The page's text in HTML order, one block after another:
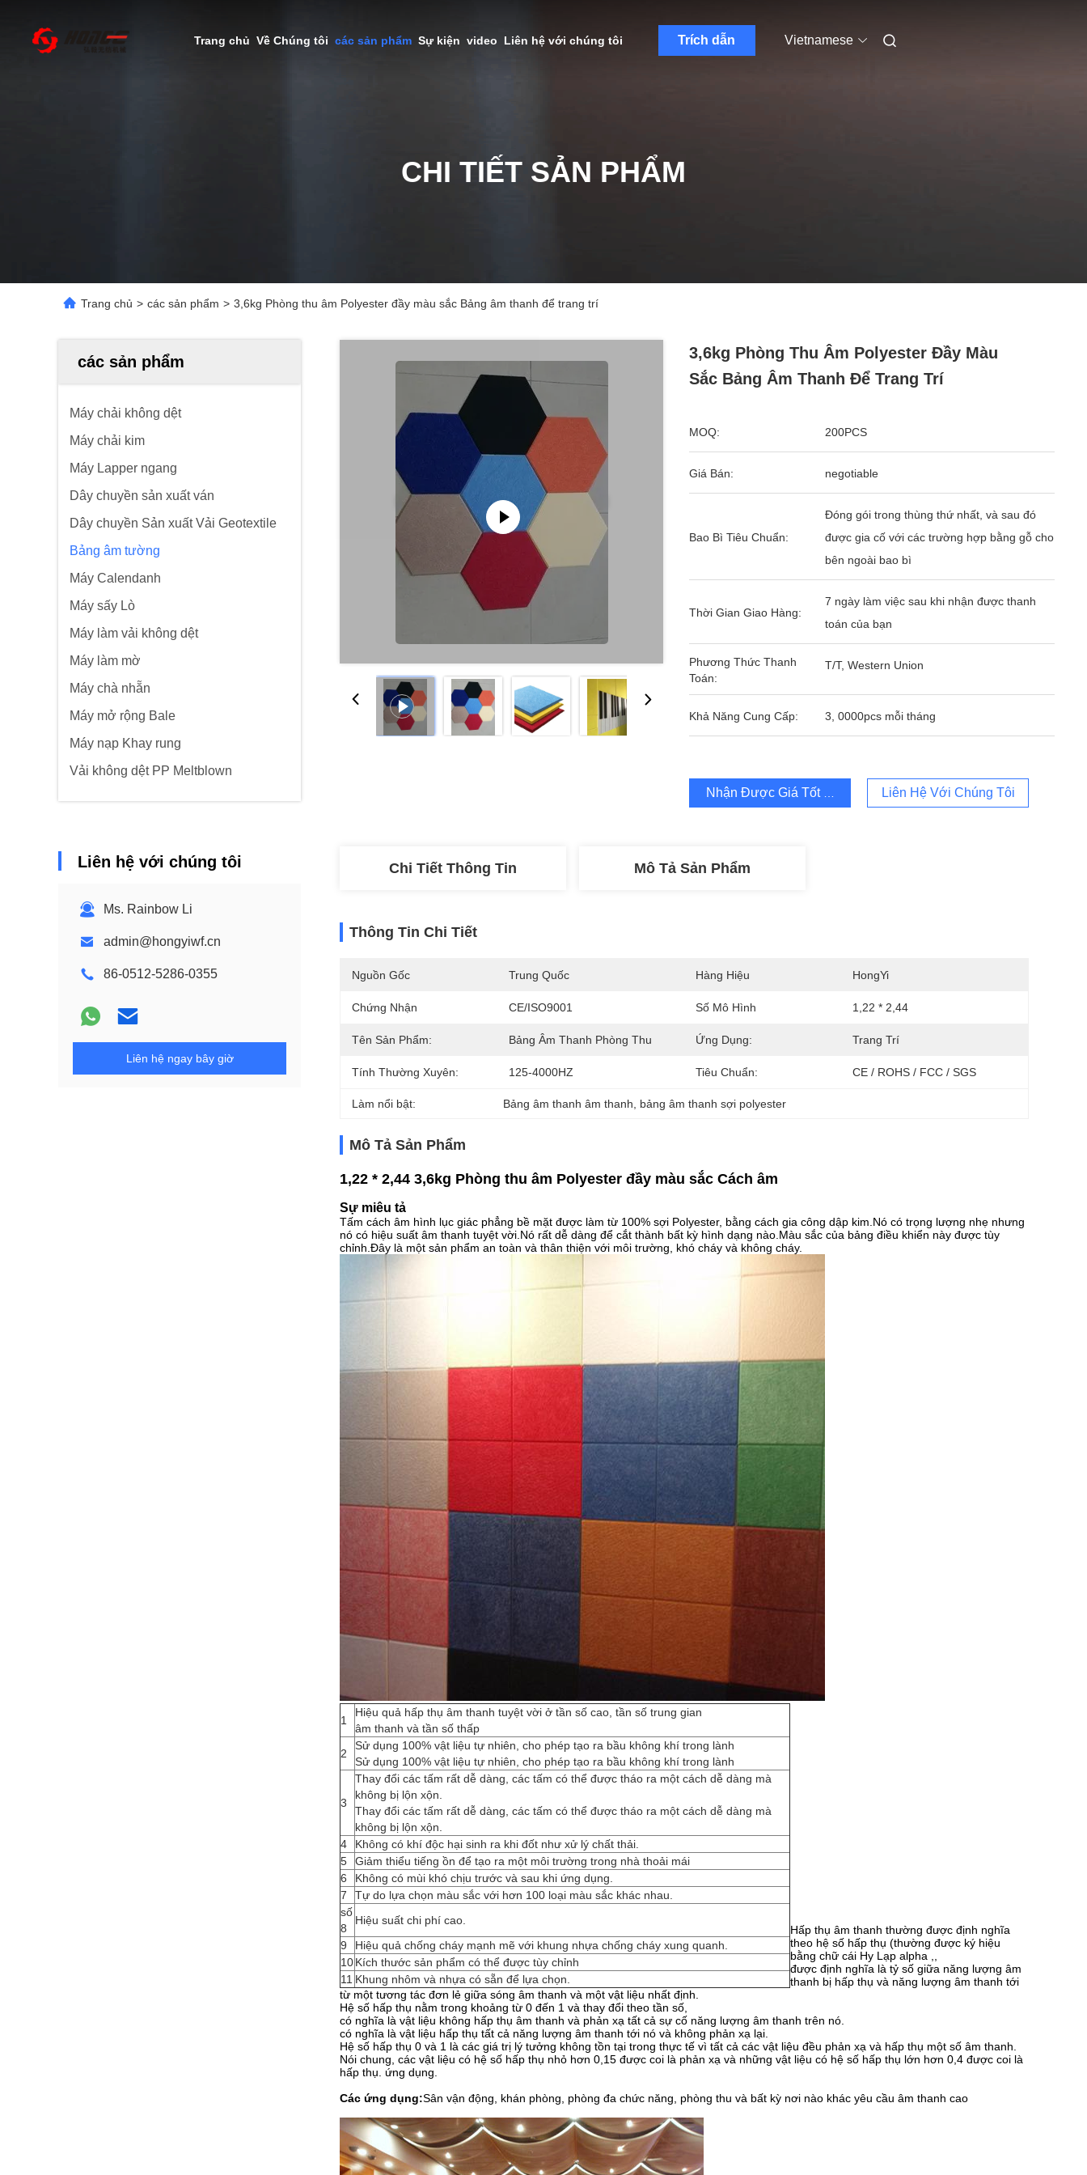
Trang chủ Về Chúng tôi các sản phẩm Sự kiện video Liên hệ với chúng tôi Trích dẫn Vietnamese
CHI TIẾT SẢN PHẨM
Trang chủ > các sản phẩm > 3,6kg Phòng thu âm Polyester đầy màu sắc Bảng âm thanh để trang trí
các sản phẩm
Máy chải không dệt
Máy chải kim
Máy Lapper ngang
Dây chuyền sản xuất ván
Dây chuyền Sản xuất Vải Geotextile
Bảng âm tường
Máy Calendanh
Máy sấy Lò
Máy làm vải không dệt
Máy làm mờ
Máy chà nhẵn
Máy mở rộng Bale
Máy nạp Khay rung
Vải không dệt PP Meltblown
Liên hệ với chúng tôi
Ms. Rainbow Li
admin@hongyiwf.cn
86-0512-5286-0355
Liên hệ ngay bây giờ
3,6kg Phòng Thu Âm Polyester Đầy Màu
Sắc Bảng Âm Thanh Để Trang Trí
MOQ: 200PCS
Giá Bán: negotiable
Bao Bì Tiêu Chuẩn:
Đóng gói trong thùng thứ nhất, và sau đó
được gia cố với các trường hợp bằng gỗ cho
bên ngoài bao bì
Thời Gian Giao Hàng:
7 ngày làm việc sau khi nhận được thanh
toán của bạn
Phương Thức Thanh
Toán:
T/T, Western Union
Khả Năng Cung Cấp: 3, 0000pcs mỗi tháng
Nhận Được Giá Tốt Nhất Liên Hệ Với Chúng Tôi
Chi Tiết Thông Tin Mô Tả Sản Phẩm
Thông Tin Chi Tiết
Nguồn Gốc Trung Quốc Hàng Hiệu HongYi
Chứng Nhận CE/ISO9001 Số Mô Hình 1,22 * 2,44
Tên Sản Phẩm: Bảng Âm Thanh Phòng Thu Ứng Dụng: Trang Trí
Tính Thường Xuyên: 125-4000HZ Tiêu Chuẩn: CE / ROHS / FCC / SGS
Làm nổi bật: Bảng âm thanh âm thanh bảng âm thanh sợi polyester
Mô Tả Sản Phẩm
1,22 * 2,44 3,6kg Phòng thu âm Polyester đầy màu sắc Cách âm
Sự miêu tả
Tấm cách âm hình lục giác phẳng bề mặt được làm từ 100% sợi Polyester, bằng cách gia công dập kim.Nó có trọng lượng nhẹ nhưng
nó có hiệu suất âm thanh tuyệt vời.Nó rất dễ dàng để cắt thành bất kỳ hình dạng nào.Màu sắc của bảng điều khiển này được tùy
chỉnh.Đây là một sản phẩm an toàn và thân thiện với môi trường, khó cháy và không cháy.
1
Hiệu quả hấp thụ âm thanh tuyệt vời ở tần số cao, tần số trung gian
âm thanh và tần số thấp
2
Sử dụng 100% vật liệu tự nhiên, cho phép tạo ra bầu không khí trong lành
Sử dụng 100% vật liệu tự nhiên, cho phép tạo ra bầu không khí trong lành
3
Thay đổi các tấm rất dễ dàng, các tấm có thể được tháo ra một cách dễ dàng mà
không bị lộn xộn.
Thay đổi các tấm rất dễ dàng, các tấm có thể được tháo ra một cách dễ dàng mà
không bị lộn xộn.
4
Không có khí độc hại sinh ra khi đốt như xử lý chất thải.
5
Giảm thiểu tiếng ồn để tạo ra một môi trường trong nhà thoải mái
6
Không có mùi khó chịu trước và sau khi ứng dụng.
7
Tự do lựa chọn màu sắc với hơn 100 loại màu sắc khác nhau.
số
8
Hiệu suất chi phí cao.
9
Hiệu quả chống cháy mạnh mẽ với khung nhựa chống cháy xung quanh.
10Kích thước sản phẩm có thể được tùy chỉnh
11 Khung nhôm và nhựa có sẵn để lựa chọn.
Hấp thụ âm thanh thường được định nghĩa
theo hệ số hấp thụ (thường được ký hiệu
bằng chữ cái Hy Lạp alpha ,,
được định nghĩa là tỷ số giữa năng lượng âm
thanh bị hấp thụ và năng lượng âm thanh tới
từ một tương tác đơn lẻ giữa sóng âm thanh và một vật liệu nhất định.
Hệ số hấp thụ nằm trong khoảng từ 0 đến 1 và thay đổi theo tần số,
có nghĩa là vật liệu không hấp thụ âm thanh và phản xạ tất cả sự cố năng lượng âm thanh trên nó.
có nghĩa là vật liệu hấp thụ tất cả năng lượng âm thanh tới nó và không phản xạ lại.
Hệ số hấp thụ 0 và 1 là các giá trị lý tưởng không tồn tại trong thực tế vì tất cả các vật liệu đều phản xạ và hấp thụ một số âm thanh.
Nói chung, các vật liệu có hệ số hấp thụ nhỏ hơn 0,15 được coi là phản xạ và những vật liệu có hệ số hấp thụ lớn hơn 0,4 được coi là
hấp thụ. ứng dụng.
Các ứng dụng:Sân vận động, khán phòng, phòng đa chức năng, phòng thu và bất kỳ nơi nào khác yêu cầu âm thanh cao